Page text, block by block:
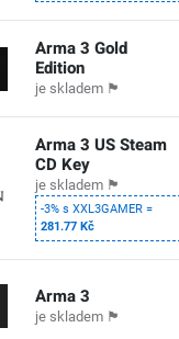
Arma 3 Gold
Edition
je skladem 🏴
Arma 3 US Steam
CD Key
je skladem 🏴
-3% s XXL3GAMER =
281.77 Kč
Arma 3
je skladem 🏴